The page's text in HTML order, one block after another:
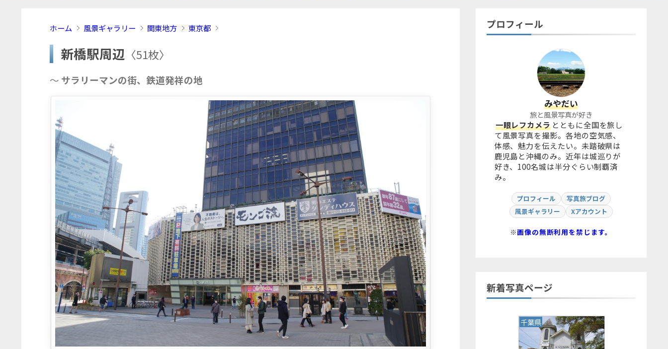
ホーム 風景ギャラリー 関東地方 東京都
新橋駅周辺 〈51枚〉
～ サラリーマンの街、鉄道発祥の地
プロフィール
みやだい
旅と風景写真が好き
一眼レフカメラ とともに全国を旅し
て風景写真を撮影。各地の空気感、
体感、魅力を伝えたい。未踏破県は
鹿児島と沖縄のみ。近年は城巡りが
好き、100名城は半分ぐらい制覇済
み。
プロフィール
写真旅ブログ
風景ギャラリー
Xアカウント
※画像の無断利用を禁じます。
新着写真ページ
千葉県